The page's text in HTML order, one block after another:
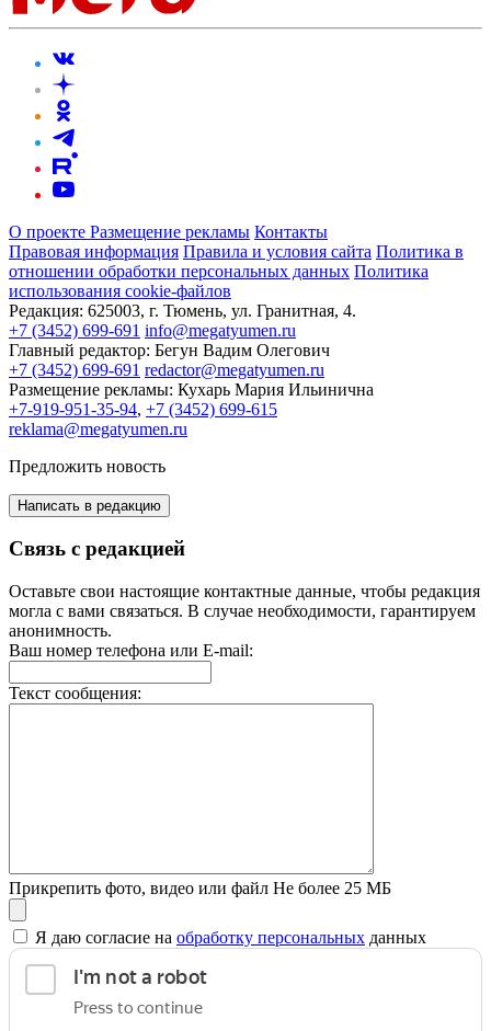
О проекте Размещение рекламы Контакты
Правовая информация Правила и условия сайта Политика в
отношении обработки персональных данных Политика
использования cookie-файлов
Редакция: 625003, г. Тюмень, ул. Гранитная, 4.
+7 (3452) 699-691 info@megatyumen.ru
Главный редактор: Бегун Вадим Олегович
+7 (3452) 699-691 redactor@megatyumen.ru
Размещение рекламы: Кухарь Мария Ильинична
+7-919-951-35-94, +7 (3452) 699-615
reklama@megatyumen.ru
Предложить новость
Написать в редакцию
Связь с редакцией
Оставьте свои настоящие контактные данные, чтобы редакция
могла с вами связаться. В случае необходимости, гарантируем
анонимность.
Ваш номер телефона или E-mail:
Текст сообщения:
Прикрепить фото, видео или файл Не более 25 МБ
Я даю согласие на обработку персональных данных